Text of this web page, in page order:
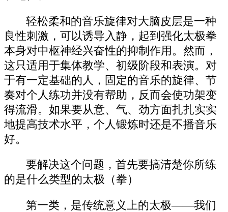
轻松柔和的音乐旋律对大脑皮层是一种
良性刺激，可以诱导入静，起到强化太极拳
本身对中枢神经兴奋性的抑制作用。然而，
这只适用于集体教学、初级阶段和表演。对
于有一定基础的人，固定的音乐的旋律、节
奏对个人练功并没有帮助，反而会使功架变
得流滑。如果要从意、气、劲方面扎扎实实
地提高技术水平，个人锻炼时还是不播音乐
好。
要解决这个问题，首先要搞清楚你所练
的是什么类型的太极（拳）
第一类，是传统意义上的太极——我们